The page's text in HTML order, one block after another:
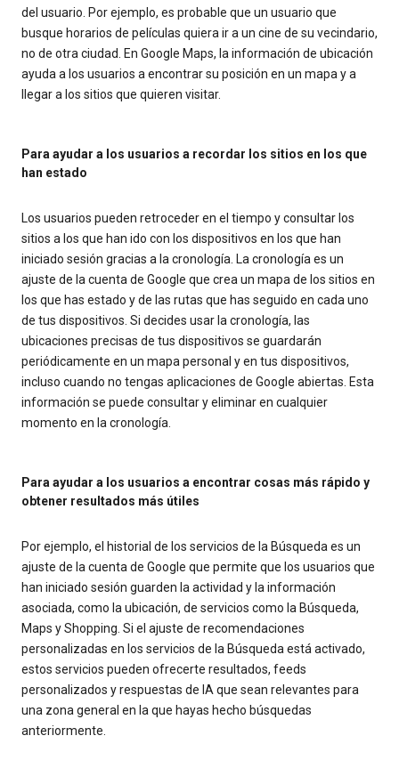
del usuario. Por ejemplo, es probable que un usuario que
busque horarios de películas quiera ir a un cine de su vecindario,
no de otra ciudad. En Google Maps, la información de ubicación
ayuda a los usuarios a encontrar su posición en un mapa y a
llegar a los sitios que quieren visitar.
Para ayudar a los usuarios a recordar los sitios en los que
han estado
Los usuarios pueden retroceder en el tiempo y consultar los
sitios a los que han ido con los dispositivos en los que han
iniciado sesión gracias a la cronología. La cronología es un
ajuste de la cuenta de Google que crea un mapa de los sitios en
los que has estado y de las rutas que has seguido en cada uno
de tus dispositivos. Si decides usar la cronología, las
ubicaciones precisas de tus dispositivos se guardarán
periódicamente en un mapa personal y en tus dispositivos,
incluso cuando no tengas aplicaciones de Google abiertas. Esta
información se puede consultar y eliminar en cualquier
momento en la cronología.
Para ayudar a los usuarios a encontrar cosas más rápido y
obtener resultados más útiles
Por ejemplo, el historial de los servicios de la Búsqueda es un
ajuste de la cuenta de Google que permite que los usuarios que
han iniciado sesión guarden la actividad y la información
asociada, como la ubicación, de servicios como la Búsqueda,
Maps y Shopping. Si el ajuste de recomendaciones
personalizadas en los servicios de la Búsqueda está activado,
estos servicios pueden ofrecerte resultados, feeds
personalizados y respuestas de IA que sean relevantes para
una zona general en la que hayas hecho búsquedas
anteriormente.